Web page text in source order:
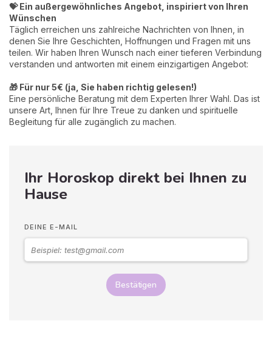
💝 Ein außergewöhnliches Angebot, inspiriert von Ihren
Wünschen
Täglich erreichen uns zahlreiche Nachrichten von Ihnen, in
denen Sie Ihre Geschichten, Hoffnungen und Fragen mit uns
teilen. Wir haben Ihren Wunsch nach einer tieferen Verbindung
verstanden und antworten mit einem einzigartigen Angebot:
🎁 Für nur 5€ (ja, Sie haben richtig gelesen!)
Eine persönliche Beratung mit dem Experten Ihrer Wahl. Das ist
unsere Art, Ihnen für Ihre Treue zu danken und spirituelle
Begleitung für alle zugänglich zu machen.
Ihr Horoskop direkt bei Ihnen zu
Hause
DEINE E-MAIL
Bestätigen